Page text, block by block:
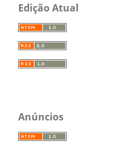
Edição Atual
Anúncios